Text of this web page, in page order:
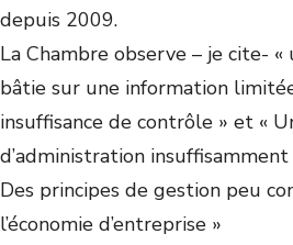
depuis 2009.
La Chambre observe – je cite- «
bâtie sur une information
insuffisance de contrôle » et «
d’administration
Des principes de gestion peu
l’économie d’entreprise »